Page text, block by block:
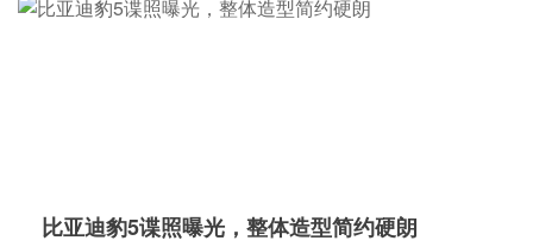
比亚迪豹5谍照曝光，整体造型简约硬朗